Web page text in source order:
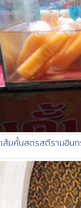
ส้มคั้นสดรสดีรามอินท